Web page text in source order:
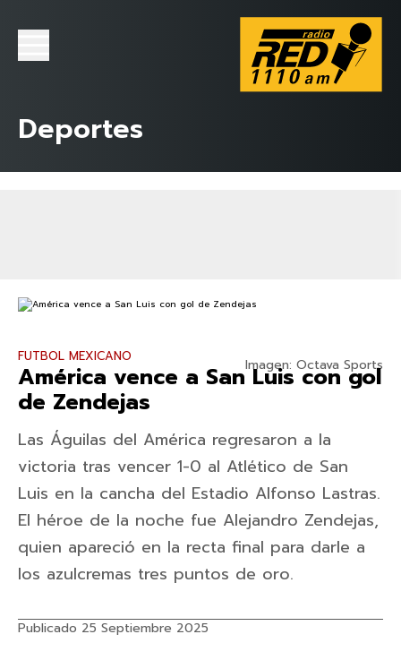
Deportes
Imagen: Octava Sports
FUTBOL MEXICANO
América vence a San Luis con gol
de Zendejas
Las Águilas del América regresaron a la
victoria tras vencer 1-0 al Atlético de San
Luis en la cancha del Estadio Alfonso Lastras.
El héroe de la noche fue Alejandro Zendejas,
quien apareció en la recta final para darle a
los azulcremas tres puntos de oro.
Publicado 25 Septiembre 2025